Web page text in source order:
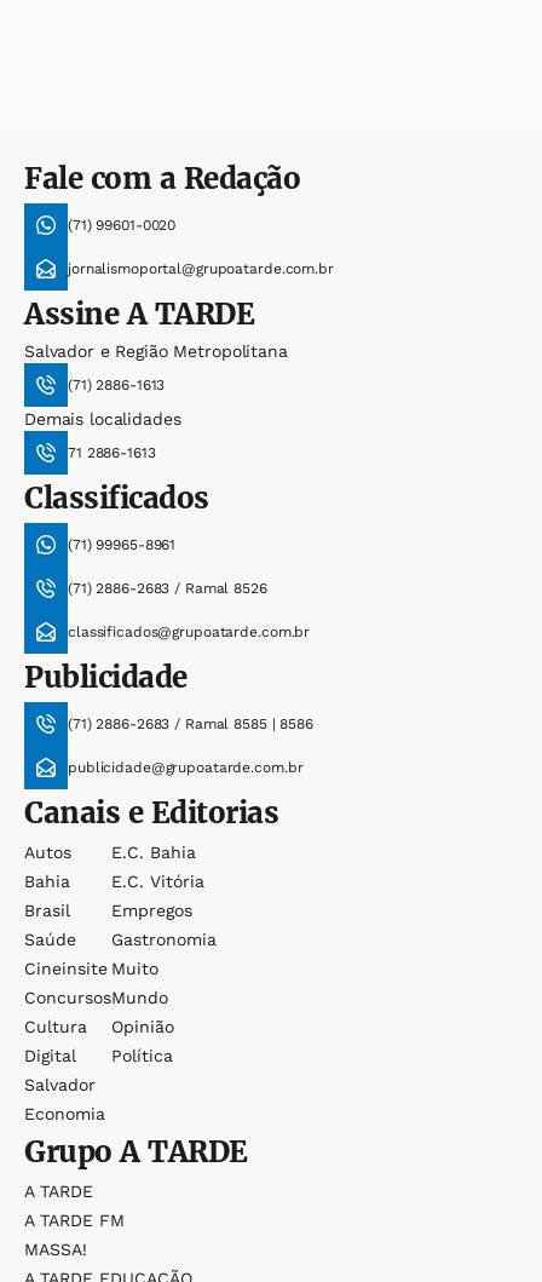
Fale com a Redação
(71) 99601-0020
jornalismoportal@grupoatarde.com.br
AssineA TARDE
Salvador e Região Metropolitana
(71) 2886-1613
Demais localidades
71 2886-1613
Classificados
(71) 99965-8961
(71) 2886-2683 / Ramal 8526
classificados@grupoatarde.com.br
Publicidade
(71) 2886-2683 / Ramal 8585 | 8586
publicidade@grupoatarde.com.br
Canais e Editorias
Autos
Bahia
Brasil
Saúde
Cineinsite
Concursos
Cultura
Digital
Salvador
Economia
E.c. Bahia
E.c. Vitória
Empregos
Gastronomia
Muito
Mundo
Opinião
Política
GrupoA TARDE
A TARDE
A TARDE FM
MASSA!